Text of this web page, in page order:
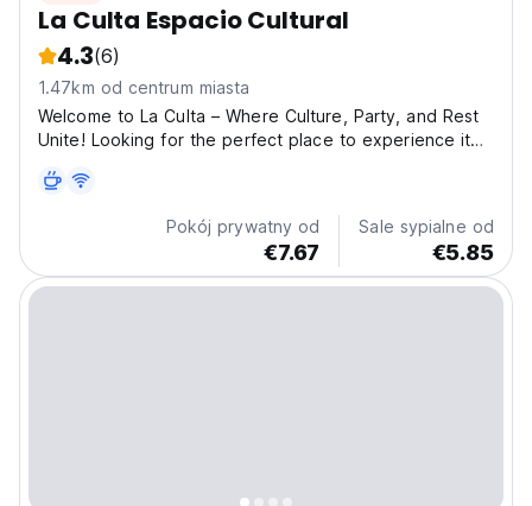
La Culta Espacio Cultural
4.3(6)
1.47km od centrum miasta
Welcome to La Culta – Where Culture, Party, and Rest
Unite! Looking for the perfect place to experience it
culture, wild parties, and restful relaxation come
together to create an unforgettable stay. Whether...
Pokój prywatny od
€7.67
Sale sypialne od
€5.85